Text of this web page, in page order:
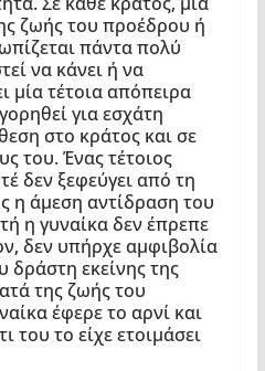
ζωής του προέδρου ή
πάντα πολύ
να κάνει ή να
μία τέτοια απόπειρα
για εσχάτη
στο κράτος και σε
του. Ένας τέτοιος
δεν ξεφεύγει από τη
η άμεση αντίδραση του
η γυναίκα δεν έπρεπε
δεν υπήρχε αμφιβολία
δράστη εκείνης της
της ζωής του
έφερε το αρνί και
του το είχε ετοιμάσει